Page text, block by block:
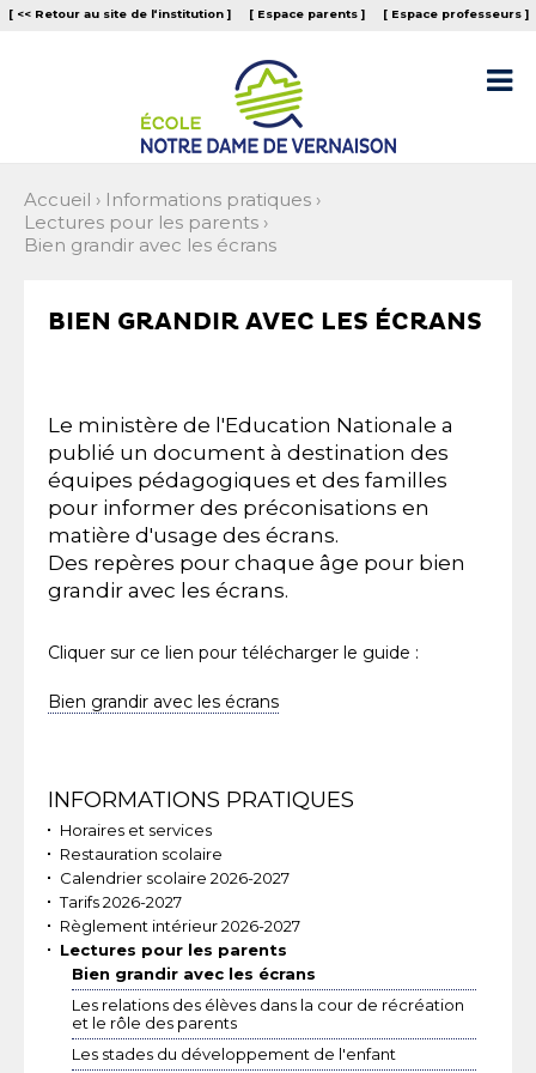
Aller
au
Outils
personnels
[ << Retour au site de l‘institution ] [ Espace parents ] [ Espace professeurs ]

Accueil › Informations pratiques ›
Lectures pour les parents ›
Bien grandir avec les écrans
BIEN GRANDIR AVEC LES ÉCRANS
Le ministère de l'Education Nationale a
publié un document à destination des
équipes pédagogiques et des familles
pour informer des préconisations en
matière d'usage des écrans.
Des repères pour chaque âge pour bien
grandir avec les écrans.
Cliquer sur ce lien pour télécharger le guide :
Bien grandir avec les écrans
Navigation
INFORMATIONS PRATIQUES
Horaires et services
Restauration scolaire
Calendrier scolaire 2026-2027
Tarifs 2026-2027
Règlement intérieur 2026-2027
Lectures pour les parents
Bien grandir avec les écrans
Les relations des élèves dans la cour de récréation
et le rôle des parents
Les stades du développement de l'enfant